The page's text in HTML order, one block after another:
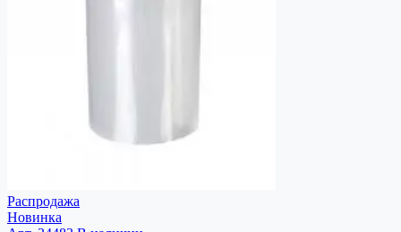
Распродажа
Новинка